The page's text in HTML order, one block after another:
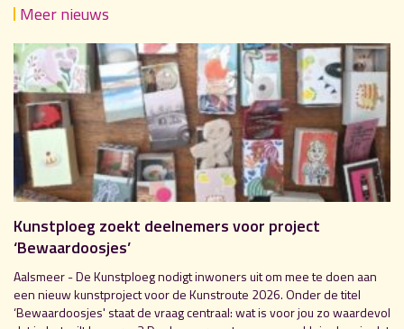
Meer nieuws
Kunstploeg zoekt deelnemers voor project
‘Bewaardoosjes’
Aalsmeer - De Kunstploeg nodigt inwoners uit om mee te doen aan
een nieuw kunstproject voor de Kunstroute 2026. Onder de titel
‘Bewaardoosjes' staat de vraag centraal: wat is voor jou zo waardevol